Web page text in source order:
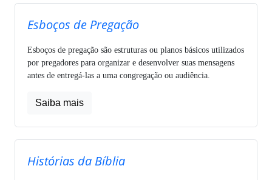
Esboços de Pregação
Esboços de pregação são estruturas ou planos básicos utilizados
por pregadores para organizar e desenvolver suas mensagens
antes de entregá-las a uma congregação ou audiência.
Saiba mais
Histórias da Bíblia